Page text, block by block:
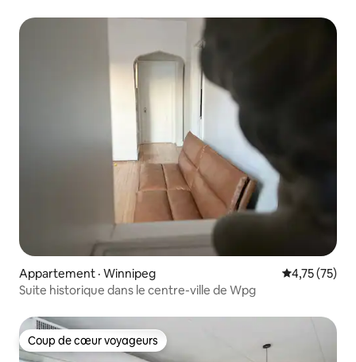
Appartement · Winnipeg Note
4,75 (75)
Suite historique dans le centre-ville de Wpg
Coup de cœur voyageurs
Coup de cœur voyageurs